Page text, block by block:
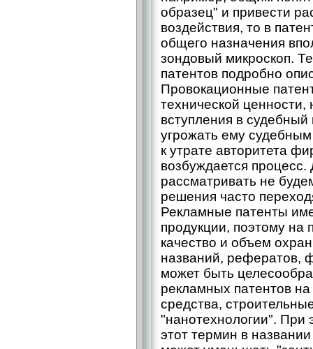
образец" и привести
воздействия, то в
общего назначения
зондовый микроскоп.
патентов подробно
Провокационные
технической
вступления в
угрожать ему
к утрате авторитета
возбуждается
рассматривать не
решения часто
Рекламные патенты
продукции, поэтому на
качество и объем
названий, рефератов,
может быть
рекламных патентов
средства,
"нанотехнологии". При
этот термин в